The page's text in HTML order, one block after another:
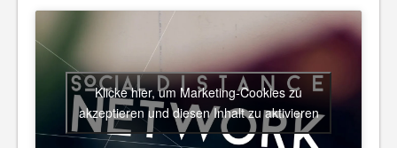
Klicke hier, um Marketing-Cookies zu
akzeptieren und diesen Inhalt zu aktivieren